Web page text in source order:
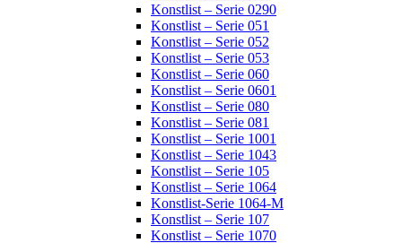
Konstlist – Serie 0290
Konstlist – Serie 051
Konstlist – Serie 052
Konstlist – Serie 053
Konstlist – Serie 060
Konstlist – Serie 0601
Konstlist – Serie 080
Konstlist – Serie 081
Konstlist – Serie 1001
Konstlist – Serie 1043
Konstlist – Serie 105
Konstlist – Serie 1064
Konstlist-Serie 1064-M
Konstlist – Serie 107
Konstlist – Serie 1070